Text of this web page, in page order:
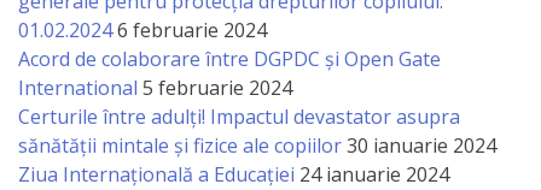
paginii
web
Contacte
01.02.20246 februarie 2024
Acord de colaborare între DGPDC și Open Gate
International 5 februarie 2024
Certurile între adulți! Impactul devastator asupra
sănătății mintale și fizice ale copiilor30 ianuarie 2024
Ziua Internațională a Educației 24 ianuarie 2024